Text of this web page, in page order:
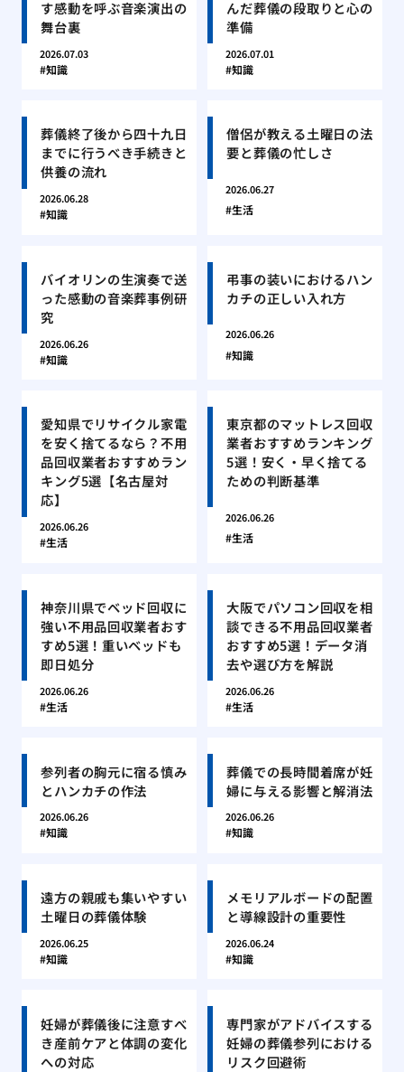
す感動を呼ぶ音楽演出の
舞台裏
2026.07.03
知識
んだ葬儀の段取りと心の
準備
2026.07.01
知識
葬儀終了後から四十九日
までに行うべき手続きと
供養の流れ
2026.06.28
知識
僧侶が教える土曜日の法
要と葬儀の忙しさ
2026.06.27
生活
バイオリンの生演奏で送
った感動の音楽葬事例研
究
2026.06.26
知識
弔事の装いにおけるハン
カチの正しい入れ方
2026.06.26
知識
愛知県でリサイクル家電
を安く捨てるなら？不用
品回収業者おすすめラン
キング5選【名古屋対
応】
2026.06.26
生活
東京都のマットレス回収
業者おすすめランキング
5選！安く・早く捨てる
ための判断基準
2026.06.26
生活
神奈川県でベッド回収に
強い不用品回収業者おす
すめ5選！重いベッドも
即日処分
2026.06.26
生活
大阪でパソコン回収を相
談できる不用品回収業者
おすすめ5選！データ消
去や選び方を解説
2026.06.26
生活
参列者の胸元に宿る慎み
とハンカチの作法
2026.06.26
知識
葬儀での長時間着席が妊
婦に与える影響と解消法
2026.06.26
知識
遠方の親戚も集いやすい
土曜日の葬儀体験
2026.06.25
知識
メモリアルボードの配置
と導線設計の重要性
2026.06.24
知識
妊婦が葬儀後に注意すべ
き産前ケアと体調の変化
への対応
専門家がアドバイスする
妊婦の葬儀参列における
リスク回避術